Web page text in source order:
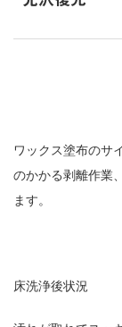
ワックス塗布のサ
のかかる剥離作業
ます。
床洗浄後状況